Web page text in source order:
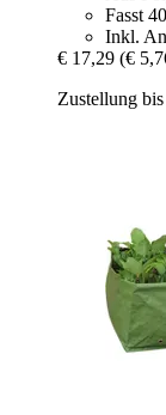
Fasst
Inkl.
€ 17,29 (€
Zustellung